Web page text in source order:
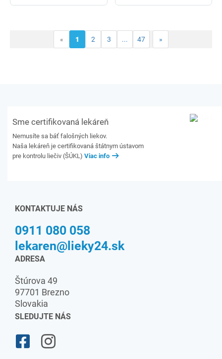
« 1 2 3 ... 47 »
Sme certifikovaná lekáreň
Nemusíte sa báť falošných liekov.
Naša lekáreň je certifikovaná štátnym ústavom
pre kontrolu liečiv (ŠÚKL) Viac info
KONTAKTUJE NÁS
0911 080 058
lekaren@lieky24.sk
ADRESA
Štúrova 49
97701 Brezno
Slovakia
SLEDUJTE NÁS